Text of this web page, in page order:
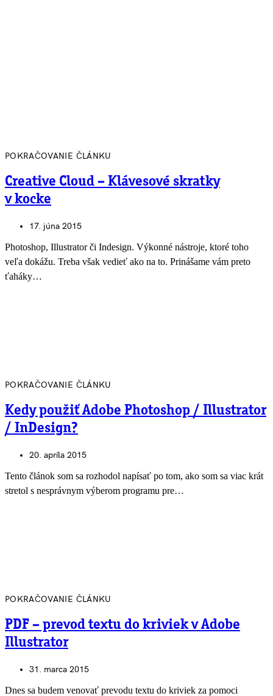
POKRAČOVANIE ČLÁNKU
Creative Cloud – Klávesové skratky
v kocke
17. júna 2015
Photoshop, Illustrator či Indesign. Výkonné nástroje, ktoré toho
veľa dokážu. Treba však vedieť ako na to. Prinášame vám preto
ťaháky…
POKRAČOVANIE ČLÁNKU
Kedy použiť Adobe Photoshop / Illustrator
/ InDesign?
20. apríla 2015
Tento článok som sa rozhodol napísať po tom, ako som sa viac krát
stretol s nesprávnym výberom programu pre…
POKRAČOVANIE ČLÁNKU
PDF – prevod textu do kriviek v Adobe
Illustrator
31. marca 2015
Dnes sa budem venovať prevodu textu do kriviek za pomoci